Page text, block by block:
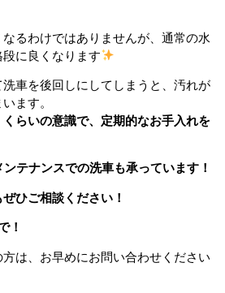
るわけではありませんが、通常の水
に良くなります
車を後回しにしてしまうと、汚れが
ます。
くらいの意識で、定期的なお手入れを
テナンスでの洗車も承っています！
ひご相談ください！
！
は、お早めにお問い合わせください